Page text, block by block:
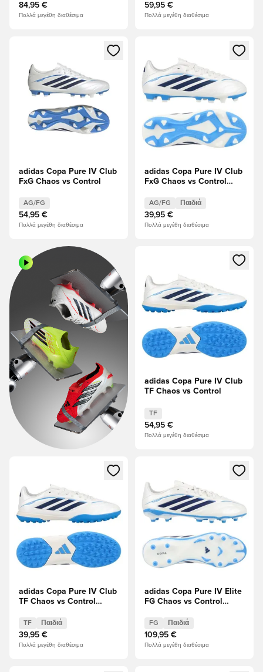
84,95 €
Πολλά μεγέθη διαθέσιμα
59,95 €
Πολλά μεγέθη διαθέσιμα
Ανοίγει ένα Modal για να συνδεθείτε ή να εγγραφείτε ως
adidas Copa Pure IV Club
FxG Chaos vs Control
AG/FG
54,95 €
Πολλά μεγέθη διαθέσιμα
Ανοίγει ένα Modal για να
adidas Copa Pure IV Club
FxG Chaos vs Control
AG/FG Παιδιά
39,95 €
Πολλά μεγέθη διαθέσιμα
Ανοίγει ένα Modal για να
adidas Copa Pure IV Club
TF Chaos vs Control
TF
54,95 €
Πολλά μεγέθη διαθέσιμα
Ανοίγει ένα Modal για να συνδεθείτε ή να εγγραφείτε ως
adidas Copa Pure IV Club
TF Chaos vs Control
TF Παιδιά
39,95 €
Πολλά μεγέθη διαθέσιμα
Ανοίγει ένα Modal για να
adidas Copa Pure IV Elite
FG Chaos vs Control
FG Παιδιά
109,95 €
Πολλά μεγέθη διαθέσιμα